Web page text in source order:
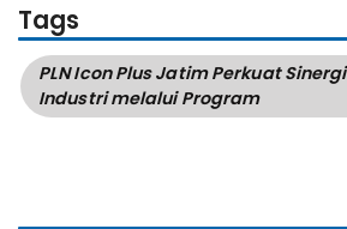
Tags
PLN Icon Plus Jatim Perkuat
Industri melalui Program